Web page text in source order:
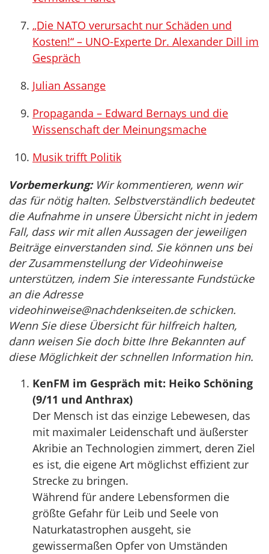
„Die NATO verursacht nur Schäden und
Kosten!“ – UNO-Experte Dr. Alexander Dill im
Gespräch
Julian Assange
Propaganda – Edward Bernays und die
Wissenschaft der Meinungsmache
Musik trifft Politik
Vorbemerkung:Wir kommentieren, wenn wir
das für nötig halten. Selbstverständlich bedeutet
die Aufnahme in unsere Übersicht nicht in jedem
Fall, dass wir mit allen Aussagen der jeweiligen
Beiträge einverstanden sind. Sie können uns bei
der Zusammenstellung der Videohinweise
unterstützen, indem Sie interessante Fundstücke
an die Adresse
videohinweise@nachdenkseiten.deschicken.
Wenn Sie diese Übersicht für hilfreich halten,
dann weisen Sie doch bitte Ihre Bekannten auf
diese Möglichkeit der schnellen Information hin.
KenFM im Gespräch mit: Heiko Schöning
(9/11 und Anthrax)
Der Mensch ist das einzige Lebewesen, das
mit maximaler Leidenschaft und äußerster
Akribie an Technologien zimmert, deren Ziel
es ist, die eigene Art möglichst effizient zur
Strecke zu bringen.
Während für andere Lebensformen die
größte Gefahr für Leib und Seele von
Naturkatastrophen ausgeht, sie
gewissermaßen Opfer von Umständen